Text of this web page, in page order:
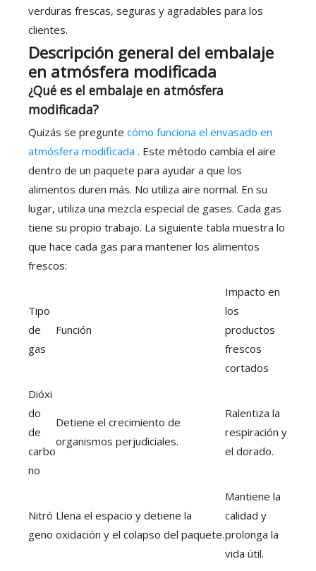
verduras frescas, seguras y agradables para los
clientes.
Descripción general del embalaje
en atmósfera modificada
¿Qué es el embalaje en atmósfera
modificada?
Quizás se pregunte cómo funciona el envasado en
atmósfera modificada . Este método cambia el aire
dentro de un paquete para ayudar a que los
alimentos duren más. No utiliza aire normal. En su
lugar, utiliza una mezcla especial de gases. Cada gas
tiene su propio trabajo. La siguiente tabla muestra lo
que hace cada gas para mantener los alimentos
frescos:
Tipo
de
gas
Función
Impacto en
los
productos
frescos
cortados
Dióxi
do
de
carbo
no
Detiene el crecimiento de
organismos perjudiciales.
Ralentiza la
respiración y
el dorado.
Nitró
geno
Llena el espacio y detiene la
oxidación y el colapso del paquete.
Mantiene la
calidad y
prolonga la
vida útil.